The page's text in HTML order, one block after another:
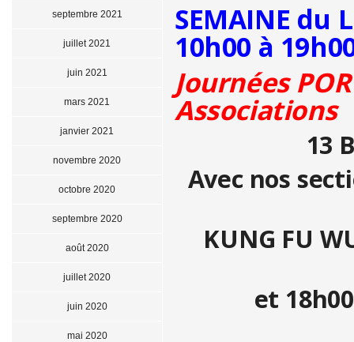
SEMAINE du
10h00 à
Journées
Associations
13
Avec nos
KUNG FU
et
septembre 2021
juillet 2021
juin 2021
mars 2021
janvier 2021
novembre 2020
octobre 2020
septembre 2020
août 2020
juillet 2020
juin 2020
mai 2020